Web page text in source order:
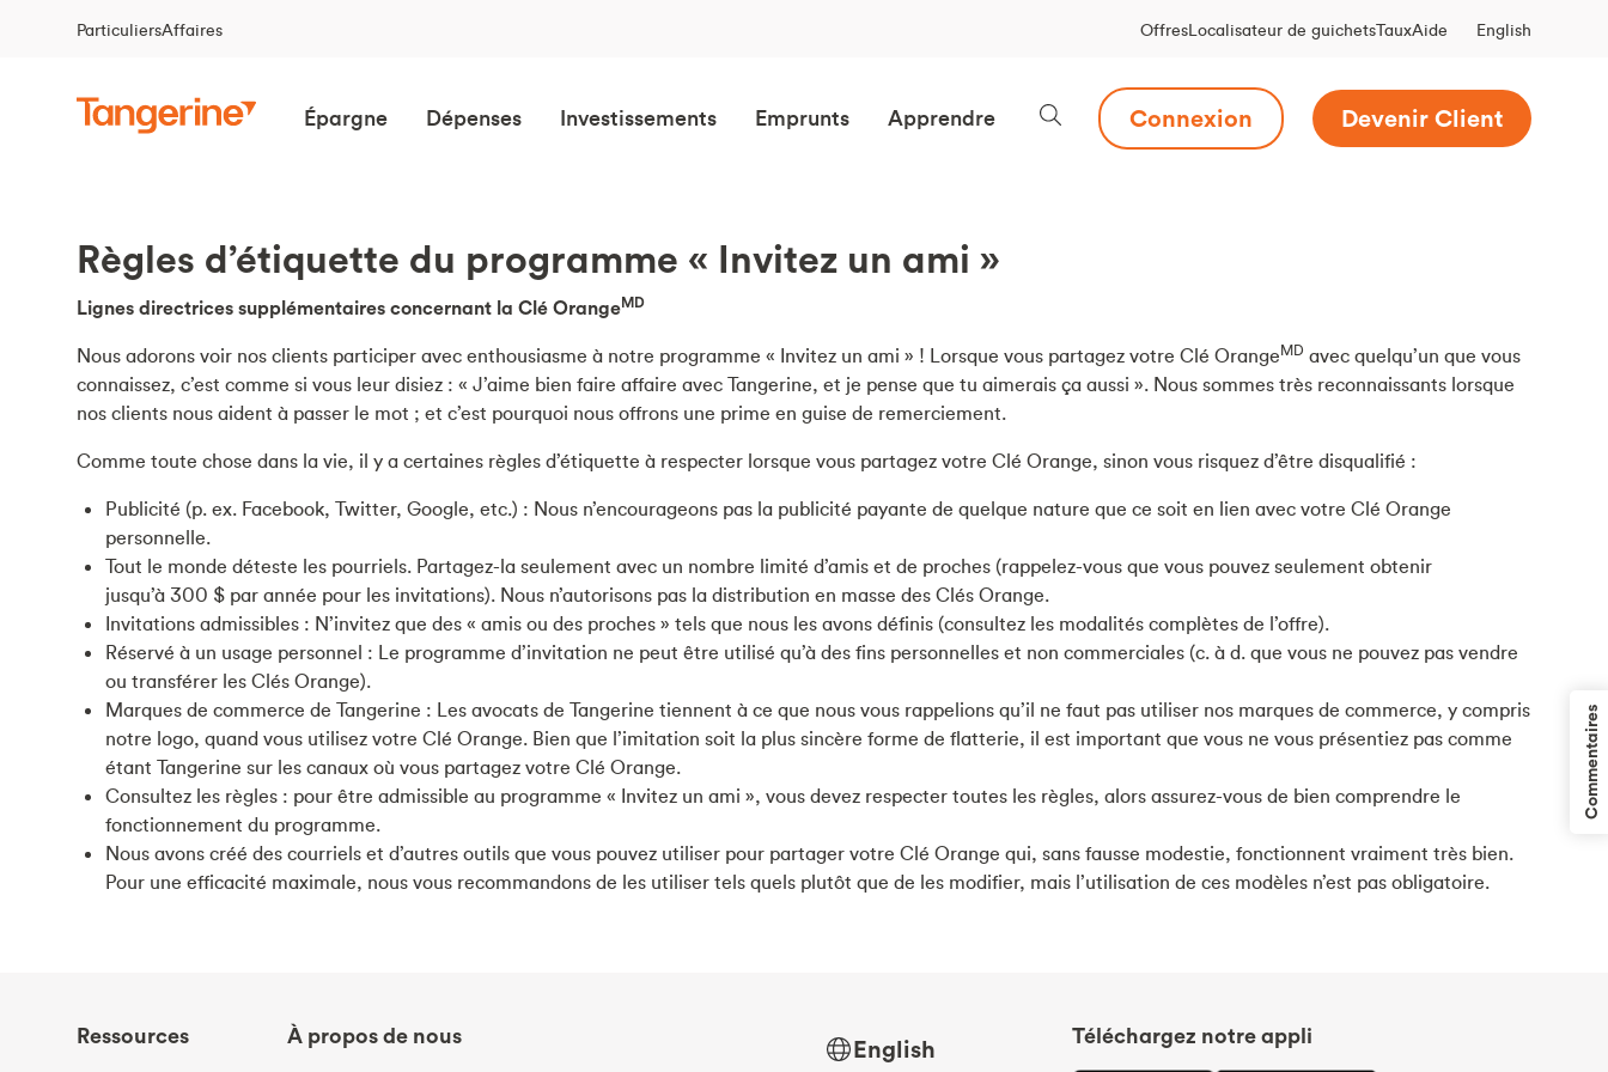
ParticuliersAffaires OffresLocalisateur de guichetsTauxAide English
Épargne Dépenses Investissements Emprunts Apprendre Connexion Devenir Client
Règles d’étiquette du programme « Invitez un ami »
Lignes directrices supplémentaires concernant la Clé OrangeMD
Nous adorons voir nos clients participer avec enthousiasme à notre programme « Invitez un ami » ! Lorsque vous partagez votre Clé OrangeMD avec quelqu’un que vous
connaissez, c’est comme si vous leur disiez : « J’aime bien faire affaire avec Tangerine, et je pense que tu aimerais ça aussi ». Nous sommes très reconnaissants lorsque
nos clients nous aident à passer le mot ; et c’est pourquoi nous offrons une prime en guise de remerciement.
Comme toute chose dans la vie, il y a certaines règles d’étiquette à respecter lorsque vous partagez votre Clé Orange, sinon vous risquez d’être disqualifié :
Publicité (p. ex. Facebook, Twitter, Google, etc.) : Nous n’encourageons pas la publicité payante de quelque nature que ce soit en lien avec votre Clé Orange
personnelle.
Tout le monde déteste les pourriels. Partagez-la seulement avec un nombre limité d’amis et de proches (rappelez-vous que vous pouvez seulement obtenir
jusqu’à 300 $ par année pour les invitations). Nous n’autorisons pas la distribution en masse des Clés Orange.
Invitations admissibles : N’invitez que des « amis ou des proches » tels que nous les avons définis (consultez les modalités complètes de l’offre).
Réservé à un usage personnel : Le programme d’invitation ne peut être utilisé qu’à des fins personnelles et non commerciales (c. à d. que vous ne pouvez pas vendre
ou transférer les Clés Orange).
Marques de commerce de Tangerine : Les avocats de Tangerine tiennent à ce que nous vous rappelions qu’il ne faut pas utiliser nos marques de commerce, y compris
notre logo, quand vous utilisez votre Clé Orange. Bien que l’imitation soit la plus sincère forme de flatterie, il est important que vous ne vous présentiez pas comme
étant Tangerine sur les canaux où vous partagez votre Clé Orange.
Consultez les règles : pour être admissible au programme « Invitez un ami », vous devez respecter toutes les règles, alors assurez-vous de bien comprendre le
fonctionnement du programme.
Nous avons créé des courriels et d’autres outils que vous pouvez utiliser pour partager votre Clé Orange qui, sans fausse modestie, fonctionnent vraiment très bien.
Pour une efficacité maximale, nous vous recommandons de les utiliser tels quels plutôt que de les modifier, mais l’utilisation de ces modèles n’est pas obligatoire.
Ressources À propos de nous English Téléchargez notre appli
Commentaires